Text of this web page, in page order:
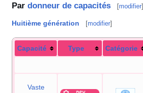
Par donneur de capacités [modifier]
Huitième génération [modifier]
Capacité Type Catégorie
Vaste